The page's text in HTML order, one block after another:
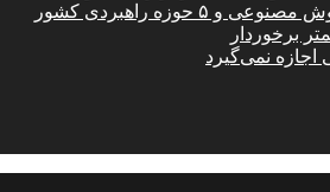
راهبردی کشور
برخوردار
نمی‌گیرد